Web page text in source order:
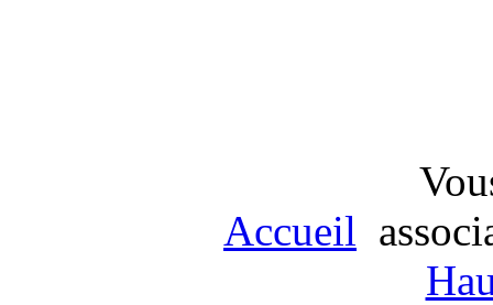
Accueil